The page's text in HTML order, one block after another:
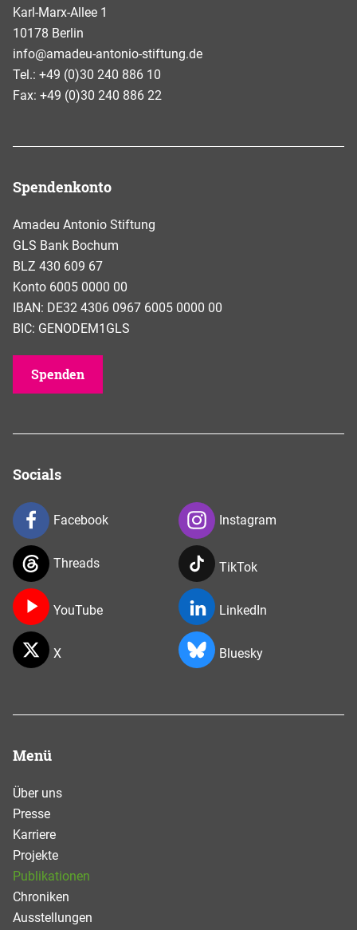
Karl-Marx-Allee 1
10178 Berlin
info@amadeu-antonio-stiftung.de
Tel.: +49 (0)30 240 886 10
Fax: +49 (0)30 240 886 22
Spendenkonto
Amadeu Antonio Stiftung
GLS Bank Bochum
BLZ 430 609 67
Konto 6005 0000 00
IBAN: DE32 4306 0967 6005 0000 00
BIC: GENODEM1GLS
Spenden
Socials
Facebook Instagram
Threads TikTok
YouTube LinkedIn
X Bluesky
Menü
Über uns
Presse
Karriere
Projekte
Publikationen
Chroniken
Ausstellungen